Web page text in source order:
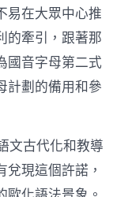
易在大眾中心推
的牽引，跟著那
國音字母第二式
計劃的備用和參
文古代化和教導
現這個許諾，